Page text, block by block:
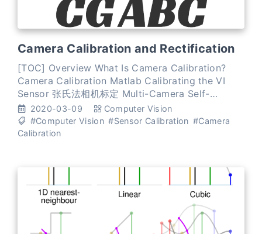
Camera Calibration and Rectification
[TOC] Overview What Is Camera Calibration?
Camera Calibration Matlab Calibrating the VI
Sensor 张氏法相机标定 Multi-Camera Self-
Calibration LIBCBDETECT: Corner and
Checkerboard Detection: MATLAB code for fu
2020-03-09
Computer Vision
#Computer Vision #Sensor Calibration #Camera
Calibration